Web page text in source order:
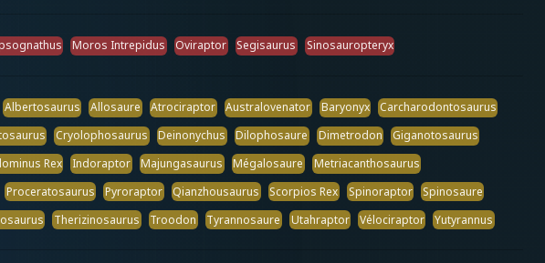
Moros Intrepidus Oviraptor Segisaurus Sinosauropteryx
Albertosaurus Allosaure Atrociraptor Australovenator Baryonyx
Carcharodontosaurus
Cryolophosaurus Deinonychus Dilophosaure Dimetrodon
Giganotosaurus
Rex Indoraptor Majungasaurus Mégalosaure
Metriacanthosaurus
Proceratosaurus Pyroraptor Qianzhousaurus Scorpios Rex Spinoraptor
Spinosaure
Therizinosaurus Troodon Tyrannosaure Utahraptor Vélociraptor Yutyrannus